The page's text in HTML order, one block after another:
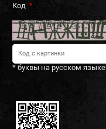
Код
* буквы на русском языке